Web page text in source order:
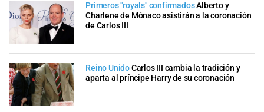
Primeros "royals" confirmadosAlberto y
Charlene de Mónaco asistirán a la coronación
de Carlos III
Reino UnidoCarlos III cambia la tradición y
aparta al príncipe Harry de su coronación